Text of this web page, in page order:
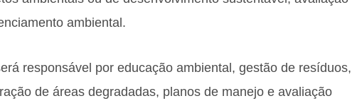
ambiental.
responsável por educação ambiental, gestão de resíduos,
de áreas degradadas, planos de manejo e avaliação